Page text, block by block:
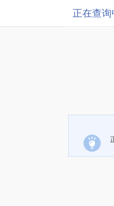
正在查询